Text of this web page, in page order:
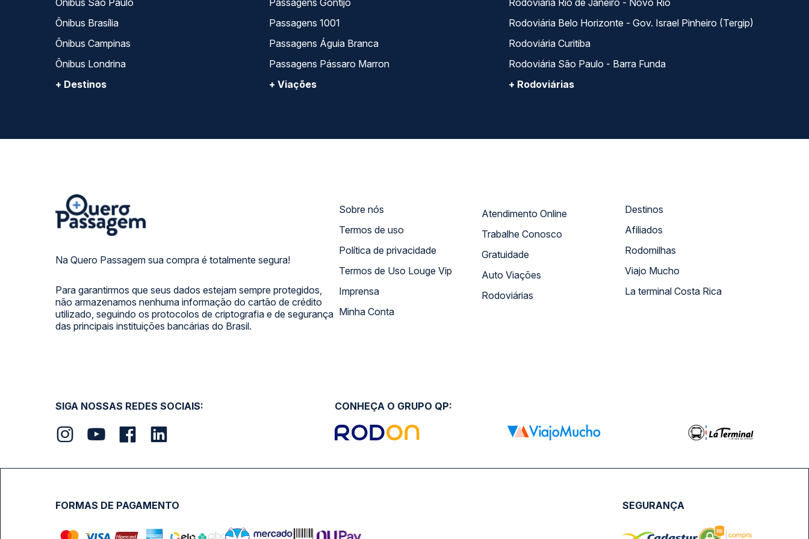
Ônibus São Paulo
Ônibus Brasília
Ônibus Campinas
Ônibus Londrina
+ Destinos
Passagens Gontijo
Passagens 1001
Passagens Águia Branca
Passagens Pássaro Marron
+ Viações
Rodoviária Rio de Janeiro - Novo Rio
Rodoviária Belo Horizonte - Gov. Israel Pinheiro (Tergip)
Rodoviária Curitiba
Rodoviária São Paulo - Barra Funda
+ Rodoviárias
Na Quero Passagem sua compra é totalmente segura!
Para garantirmos que seus dados estejam sempre protegidos,
não armazenamos nenhuma informação do cartão de crédito
utilizado, seguindo os protocolos de criptografia e de segurança
das principais instituições bancárias do Brasil.
Sobre nós
Termos de uso
Política de privacidade
Termos de Uso Louge Vip
Imprensa
Minha Conta
Atendimento Online
Trabalhe Conosco
Gratuidade
Auto Viações
Rodoviárias
Destinos
Afiliados
Rodomilhas
Viajo Mucho
La terminal Costa Rica
SIGA NOSSAS REDES SOCIAIS: CONHEÇA O GRUPO QP:
FORMAS DE PAGAMENTO SEGURANÇA